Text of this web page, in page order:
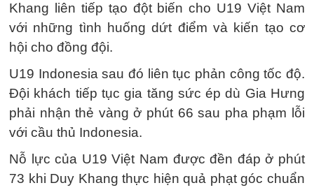
Khang liên tiếp tạo đột biến cho U19 Việt Nam
với những tình huống dứt điểm và kiến tạo cơ
hội cho đồng đội.
U19 Indonesia sau đó liên tục phản công tốc độ.
Đội khách tiếp tục gia tăng sức ép dù Gia Hưng
phải nhận thẻ vàng ở phút 66 sau pha phạm lỗi
với cầu thủ Indonesia.
Nỗ lực của U19 Việt Nam được đền đáp ở phút
73 khi Duy Khang thực hiện quả phạt góc chuẩn